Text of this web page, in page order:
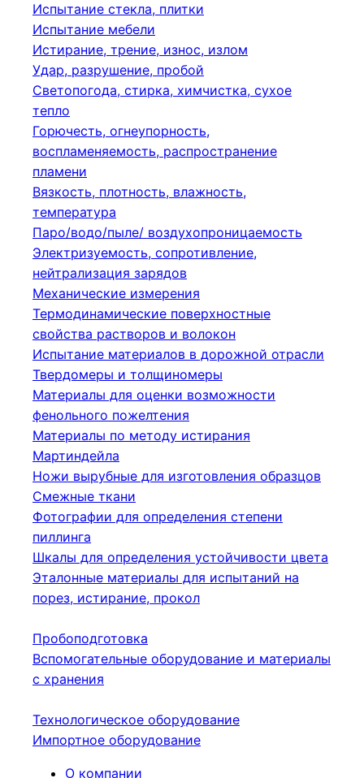
Испытание стекла, плитки
Испытание мебели
Истирание, трение, износ, излом
Удар, разрушение, пробой
Светопогода, стирка, химчистка, сухое
тепло
Горючесть, огнеупорность,
воспламеняемость, распространение
пламени
Вязкость, плотность, влажность,
температура
Паро/водо/пыле/ воздухопроницаемость
Электризуемость, сопротивление,
нейтрализация зарядов
Механические измерения
Термодинамические поверхностные
свойства растворов и волокон
Испытание материалов в дорожной отрасли
Твердомеры и толщиномеры
Материалы для оценки возможности
фенольного пожелтения
Материалы по методу истирания
Мартиндейла
Ножи вырубные для изготовления образцов
Смежные ткани
Фотографии для определения степени
пиллинга
Шкалы для определения устойчивости цвета
Эталонные материалы для испытаний на
порез, истирание, прокол
Пробоподготовка
Вспомогательные оборудование и материалы
с хранения
Технологическое оборудование
Импортное оборудование
О компании